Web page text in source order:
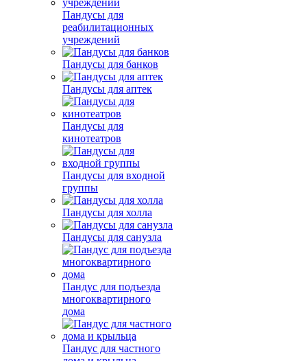
Пандусы для
реабилитационных
учреждений
Пандусы для банков
Пандусы для аптек
Пандусы для
кинотеатров
Пандусы для входной
группы
Пандусы для холла
Пандусы для санузла
Пандус для подъезда
многоквартирного
дома
Пандус для частного